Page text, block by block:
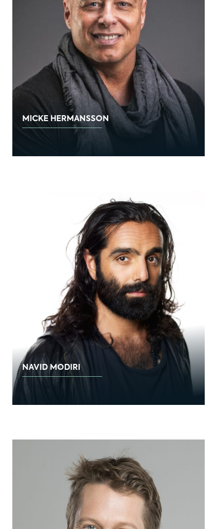
MICKE HERMANSSON
NAVID MODIRI